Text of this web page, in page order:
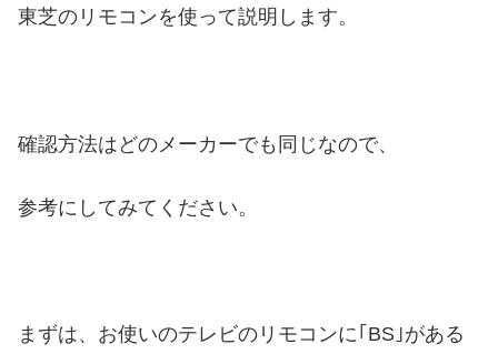
東芝のリモコンを使って説明します。
確認方法はどのメーカーでも同じなので、
参考にしてみてください。
まずは、お使いのテレビのリモコンに｢BS｣がある